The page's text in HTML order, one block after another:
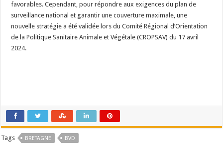
favorables. Cependant, pour répondre aux exigences du plan de
surveillance national et garantir une couverture maximale, une
nouvelle stratégie a été validée lors du Comité Régional d’Orientation
de la Politique Sanitaire Animale et Végétale (CROPSAV) du 17 avril
2024.
Tags BRETAGNE BVD